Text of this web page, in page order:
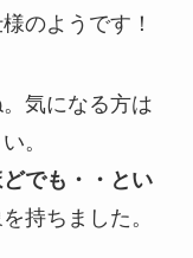
のようです！
気になる方は
。
でも・・とい
持ちました。